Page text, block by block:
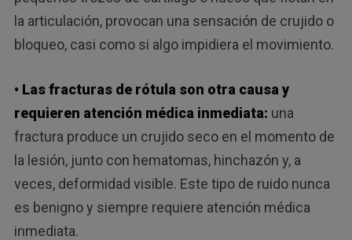
la articulación, provocan una sensación de crujido o
bloqueo, casi como si algo impidiera el movimiento.
• Las fracturas de rótula son otra causa y
requieren atención médica inmediata: una
fractura produce un crujido seco en el momento de
la lesión, junto con hematomas, hinchazón y, a
veces, deformidad visible. Este tipo de ruido nunca
es benigno y siempre requiere atención médica
inmediata.